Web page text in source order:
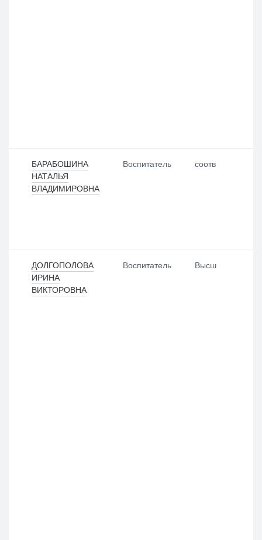
БАРАБОШИНА
НАТАЛЬЯ
ВЛАДИМИРОВНА
Воспитатель соотв
ДОЛГОПОЛОВА
ИРИНА
ВИКТОРОВНА
Воспитатель Высш